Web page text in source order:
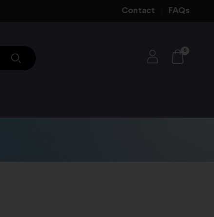
Contact FAQs
0